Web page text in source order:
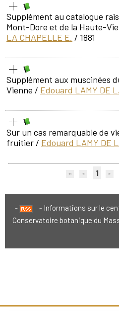
Supplément au catalogue
Mont-Dore et de la Haute-
LA CHAPELLE E. / 1881
Supplément aux muscinées
Vienne / Edouard LAMY DE
Sur un cas remarquable de
fruitier / Edouard LAMY DE
1
Informations sur le
Conservatoire botanique du